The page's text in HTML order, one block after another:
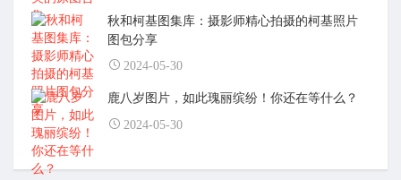
秋和柯基图集库：摄影师精心拍摄的柯基照片
图包分享
2024-05-30
鹿八岁图片，如此瑰丽缤纷！你还在等什么？
2024-05-30